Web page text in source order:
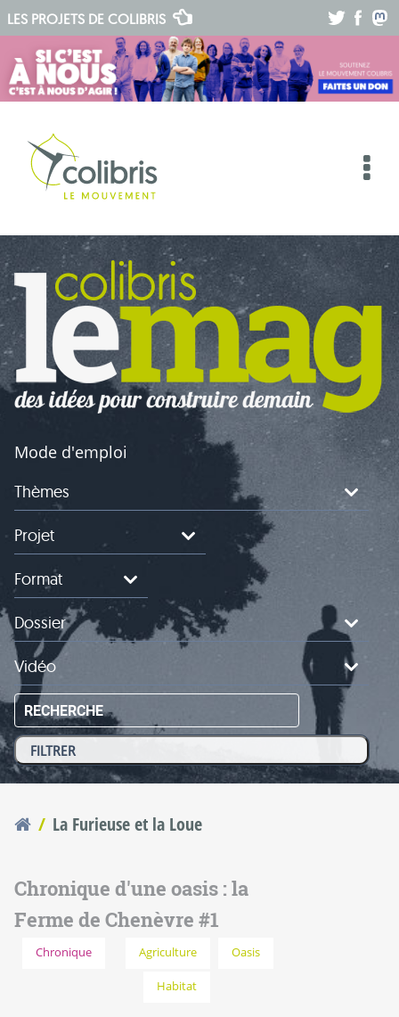
LES PROJETS DE COLIBRIS
Mode d'emploi
Thèmes
Projet
Format
Dossier
Vidéo
RECHERCHE
La Furieuse et la Loue
Chronique d'une oasis : la
Ferme de Chenèvre #1
Chronique Agriculture
Habitat
Oasis